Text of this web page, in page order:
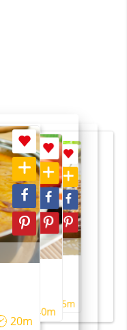
20m
40m
55m